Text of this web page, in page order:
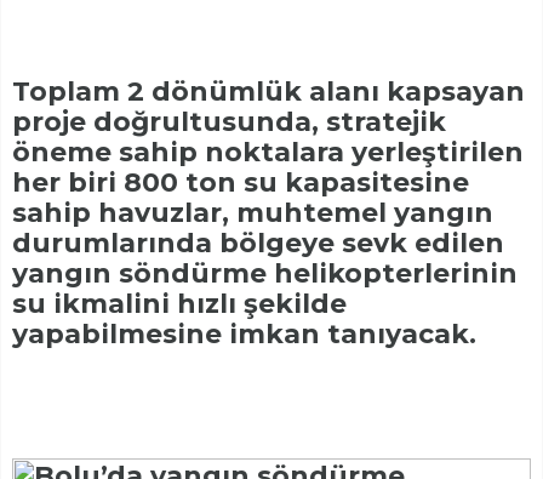
Toplam 2 dönümlük alanı kapsayan
proje doğrultusunda, stratejik
öneme sahip noktalara yerleştirilen
her biri 800 ton su kapasitesine
sahip havuzlar, muhtemel yangın
durumlarında bölgeye sevk edilen
yangın söndürme helikopterlerinin
su ikmalini hızlı şekilde
yapabilmesine imkan tanıyacak.